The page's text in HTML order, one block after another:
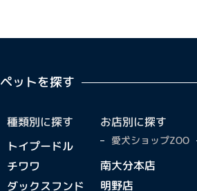
ペットを探す
種類別に探す
トイプードル
チワワ
ダックスフンド
お店別に探す
愛犬ショップZOO
南大分本店
明野店